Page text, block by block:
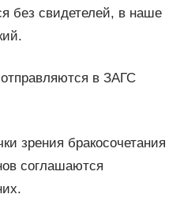
без свидетелей, в наше
в ЗАГС
зрения бракосочетания
соглашаются